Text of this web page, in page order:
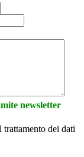
newsletter
trattamento dei dati